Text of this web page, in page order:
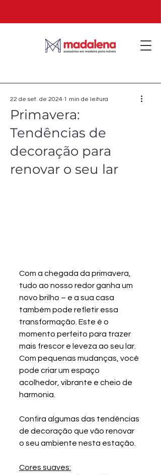
Primavera:
Tendências de
decoração para
renovar o seu lar
22 de set. de 2024 1 min de leitura
Com a chegada da primavera,
tudo ao nosso redor ganha um
novo brilho – e a sua casa
também pode refletir essa
transformação. Este é o
momento perfeito para trazer
mais frescor e leveza ao seu lar.
Com pequenas mudanças, você
pode criar um espaço
acolhedor, vibrante e cheio de
harmonia.
Confira algumas das tendências
de decoração que vão renovar
o seu ambiente nesta estação.
Cores suaves: